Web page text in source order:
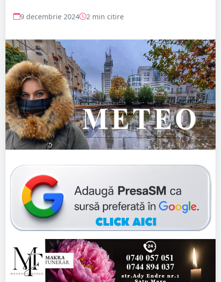
9 decembrie 2024 2 min citire